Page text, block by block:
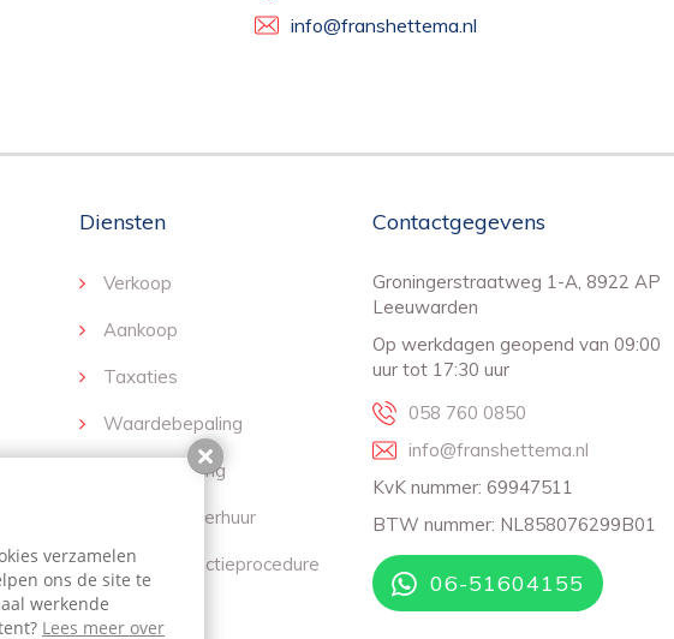
info@franshettema.nl
Diensten
Verkoop
Aankoop
Taxaties
Waardebepaling
Verkoopstyling
Beheer en verhuur
Verhuur selectieprocedure
Contactgegevens
Groningerstraatweg 1-A, 8922 AP
Leeuwarden
Op werkdagen geopend van 09:00
uur tot 17:30 uur
058 760 0850
info@franshettema.nl
KvK nummer: 69947511
BTW nummer: NL858076299B01
06-51604155
verzamelen
ons de site te
werkende
Lees meer over
Sluiten